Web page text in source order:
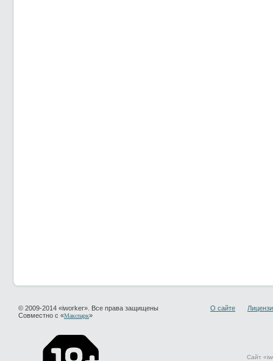
© 2009-2014 «iworker». Все права защищены
Совместно с «Макспарк»
О сайте
Сайт